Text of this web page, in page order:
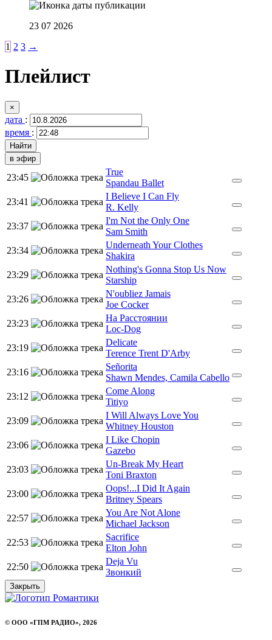
23 07 2026
1 2 3 →
Плейлист
×
дата :
время :
в эфир
23:45
True
Spandau Ballet
23:41
I Believe I Can Fly
R. Kelly
23:37
I'm Not the Only One
Sam Smith
23:34
Underneath Your Clothes
Shakira
23:29
Nothing's Gonna Stop Us Now
Starship
23:26
N'oubliez Jamais
Joe Cocker
23:23
На Расстоянии
Loc-Dog
23:19
Delicate
Terence Trent D'Arby
23:16
Señorita
Shawn Mendes, Camila Cabello
23:12
Come Along
Titiyo
23:09
I Will Always Love You
Whitney Houston
23:06
I Like Chopin
Gazebo
23:03
Un-Break My Heart
Toni Braxton
23:00
Oops!...I Did It Again
Britney Spears
22:57
You Are Not Alone
Michael Jackson
22:53
Sacrifice
Elton John
22:50
Deja Vu
Звонкий
Закрыть
© ООО «ГПМ РАДИО», 2026